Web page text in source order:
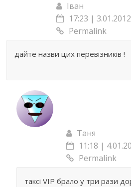
Іван
17:23 |
Permalink
дайте назви цих перевізників !
Таня
11:18 |
Permalink
таксі VIP брало у три рази